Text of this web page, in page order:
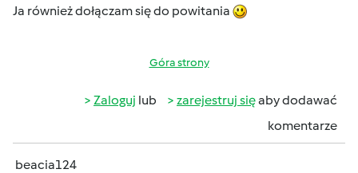
Ja również dołączam się do powitania
Góra strony
Zaloguj lub zarejestruj sięaby dodawać
komentarze
beacia124